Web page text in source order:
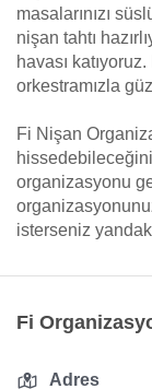
masalarınızı
nişan tahtı
havası
orkestramızla
Fi Nişan
organizasyonu
isterseniz
Fi
Adres